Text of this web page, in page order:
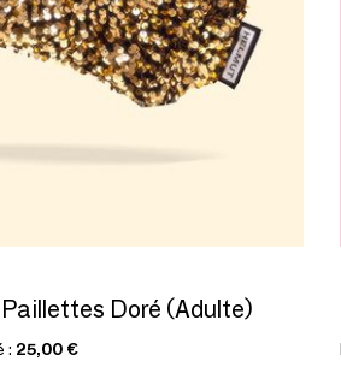
Doré (Adulte)
: 25,00 €